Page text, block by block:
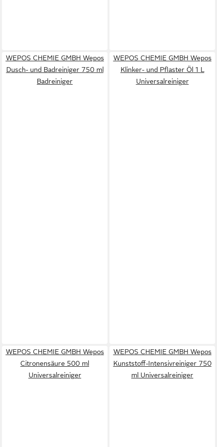
WEPOS CHEMIE GMBH Wepos
Dusch- und Badreiniger 750 ml
Badreiniger
WEPOS CHEMIE GMBH Wepos
Klinker- und Pflaster Öl 1 L
Universalreiniger
WEPOS CHEMIE GMBH Wepos
Citronensäure 500 ml
Universalreiniger
WEPOS CHEMIE GMBH Wepos
Kunststoff-Intensivreiniger 750
ml Universalreiniger